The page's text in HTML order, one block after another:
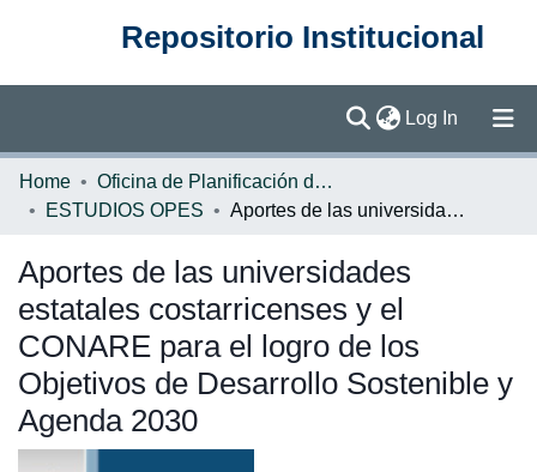
Repositorio Institucional
Log In (current)
Communities & Collections
Statistics
Home
Oficina de Planificación de la Educación Superior (OPES)
ESTUDIOS OPES
Aportes de las universidades estatales costarricenses y el CONARE para el logro de los Objetivos de Desarrollo Sostenible y Agenda 2030
Aportes de las universidades
estatales costarricenses y el
CONARE para el logro de los
Objetivos de Desarrollo Sostenible y
Agenda 2030